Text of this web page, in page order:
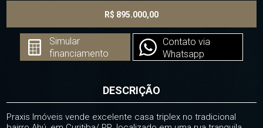
R$ 895.000,00
Simular
financiamento
Contato via
Whatsapp
DESCRIÇÃO
Praxis Imóveis vende excelente casa triplex no tradicional